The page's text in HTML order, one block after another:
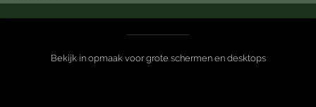
Bekijk in opmaak voor grote schermen en desktops